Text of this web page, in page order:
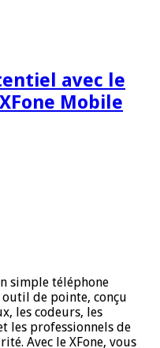
avec le
Mobile
simple téléphone
outil de pointe, conçu
les codeurs, les
les professionnels de
Avec le XFone, vous